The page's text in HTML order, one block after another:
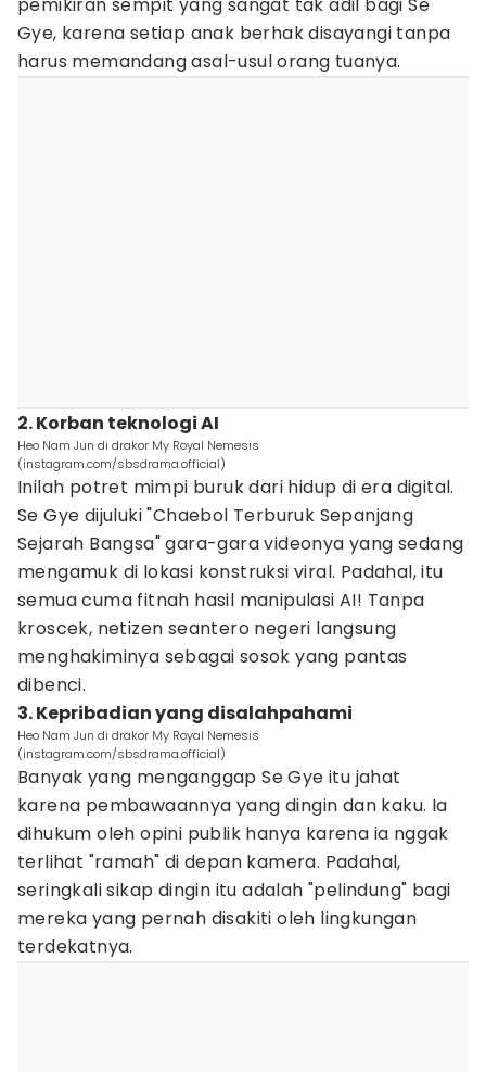
Gye, karena setiap anak berhak disayangi tanpa
harus memandang asal-usul orang tuanya.
2. Korban teknologi AI
Heo Nam Jun di drakor My Royal Nemesis
(instagram.com/sbsdrama.official)
Inilah potret mimpi buruk dari hidup di era digital.
Se Gye dijuluki "Chaebol Terburuk Sepanjang
Sejarah Bangsa" gara-gara videonya yang sedang
mengamuk di lokasi konstruksi viral. Padahal, itu
semua cuma fitnah hasil manipulasi AI! Tanpa
kroscek, netizen seantero negeri langsung
menghakiminya sebagai sosok yang pantas
dibenci.
3. Kepribadian yang disalahpahami
Heo Nam Jun di drakor My Royal Nemesis
(instagram.com/sbsdrama.official)
Banyak yang menganggap Se Gye itu jahat
karena pembawaannya yang dingin dan kaku. Ia
dihukum oleh opini publik hanya karena ia nggak
terlihat "ramah" di depan kamera. Padahal,
seringkali sikap dingin itu adalah "pelindung" bagi
mereka yang pernah disakiti oleh lingkungan
terdekatnya.